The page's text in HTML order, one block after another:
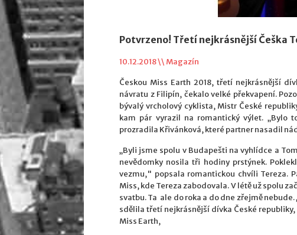
Potvrzeno! Třetí nejkrásnější Češka
10.12.2018 \\ Magazín
Českou Miss Earth 2018, třetí nejkrásnější
návratu z Filipín, čekalo velké překvapení.
bývalý vrcholový cyklista, Mistr České
kam pár vyrazil na romantický výlet. „Bylo
prozradila Křivánková, které partner nasadil
„Byli jsme spolu v Budapešti na vyhlídce a
nevědomky nosila tři hodiny prstýnek.
vezmu," popsala romantickou chvíli Tereza.
Miss, kde Tereza zabodovala. V létě už spolu
svatbu. Ta ale do roka a do dne zřejmě
sdělila třetí nejkrásnější dívka České
Miss Earth,